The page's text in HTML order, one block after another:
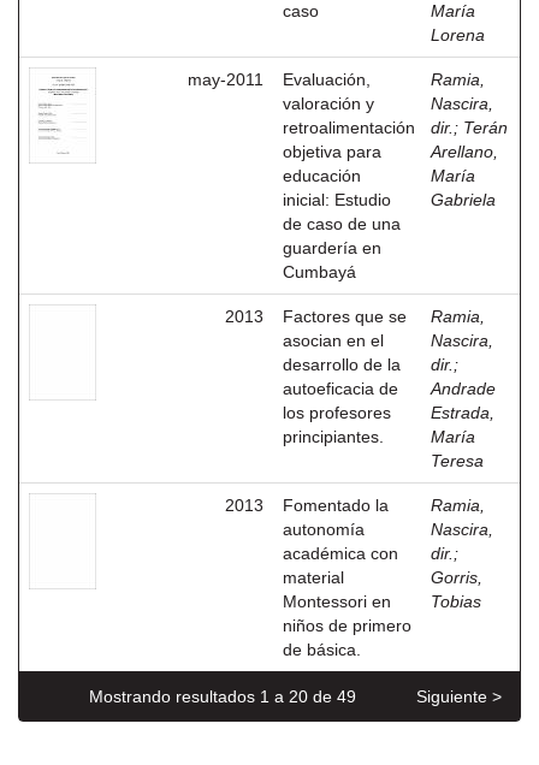
caso
María
Lorena
may-2011
Evaluación,
valoración y
retroalimentación
objetiva para
educación
inicial: Estudio
de caso de una
guardería en
Cumbayá
Ramia,
Nascira,
dir. ; Terán
Arellano,
María
Gabriela
2013
Factores que se
asocian en el
desarrollo de la
autoeficacia de
los profesores
principiantes.
Ramia,
Nascira,
dir. ;
Andrade
Estrada,
María
Teresa
2013
Fomentado la
autonomía
académica con
material
Montessori en
niños de primero
de básica.
Ramia,
Nascira,
dir. ;
Gorris,
Tobias
Mostrando resultados 1 a 20 de 49 Siguiente >